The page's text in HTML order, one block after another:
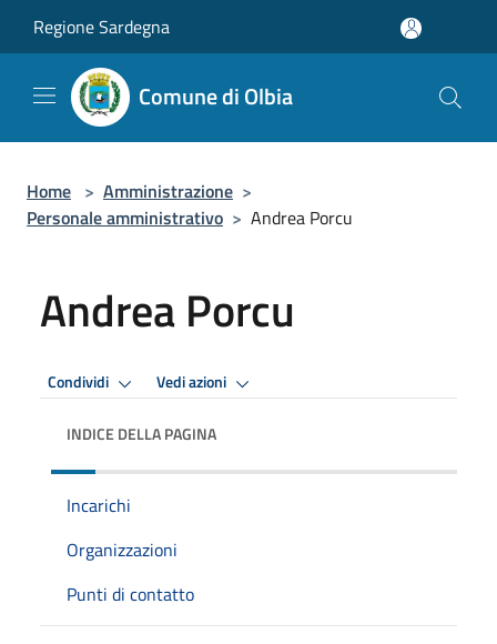
Regione Sardegna
Comune di Olbia
Home > Amministrazione >
Personale amministrativo > Andrea Porcu
Andrea Porcu
Condividi Vedi azioni
INDICE DELLA PAGINA
Incarichi
Organizzazioni
Punti di contatto